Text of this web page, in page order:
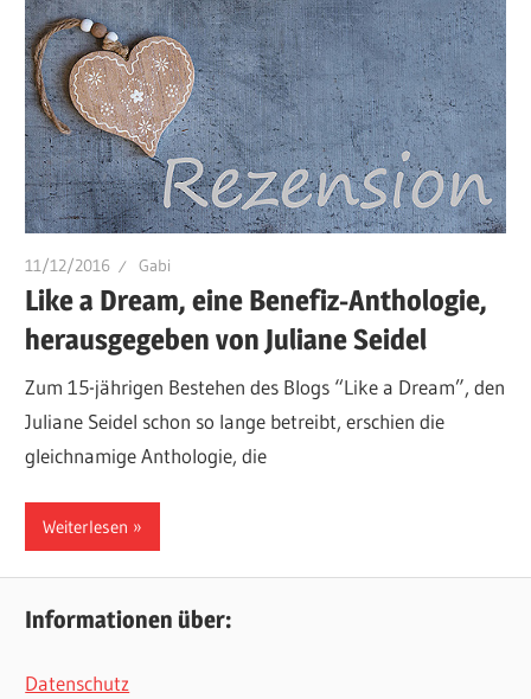
11/12/2016 Gabi
Like a Dream, eine Benefiz-Anthologie,
herausgegeben von Juliane Seidel
Zum 15-jährigen Bestehen des Blogs “Like a Dream”, den
Juliane Seidel schon so lange betreibt, erschien die
gleichnamige Anthologie, die
Weiterlesen
Informationen über:
Datenschutz